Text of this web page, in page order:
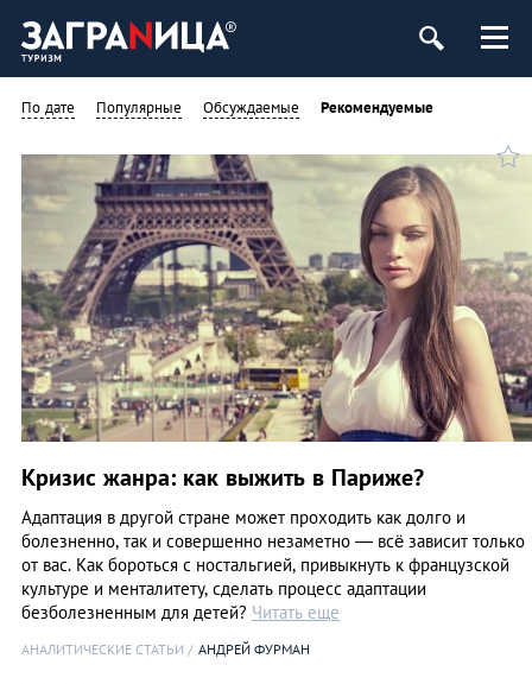
По дате Популярные Обсуждаемые Рекомендуемые
Кризис жанра: как выжить в Париже?
Адаптация в другой стране может проходить как долго и
болезненно, так и совершенно незаметно — всё зависит только
от вас. Как бороться с ностальгией, привыкнуть к французской
культуре и менталитету, сделать процесс адаптации
безболезненным для детей? Читать еще
АНАЛИТИЧЕСКИЕ СТАТЬИ АНДРЕЙ ФУРМАН